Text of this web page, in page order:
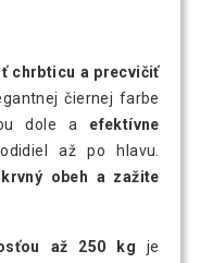
chrbticu a precvičiť
čiernej farbe
dole a efektívne
až po hlavu.
obeh a zažite
až 250 kg je